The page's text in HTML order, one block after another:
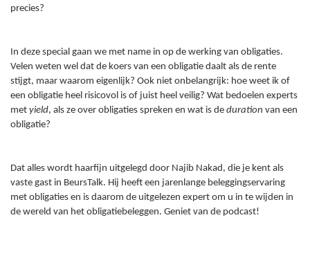
precies?
In deze special gaan we met name in op de werking van obligaties.
Velen weten wel dat de koers van een obligatie daalt als de rente
stijgt, maar waarom eigenlijk? Ook niet onbelangrijk: hoe weet ik of
een obligatie heel risicovol is of juist heel veilig? Wat bedoelen experts
met yield, als ze over obligaties spreken en wat is de duration van een
obligatie?
Dat alles wordt haarfijn uitgelegd door Najib Nakad, die je kent als
vaste gast in BeursTalk. Hij heeft een jarenlange beleggingservaring
met obligaties en is daarom de uitgelezen expert om u in te wijden in
de wereld van het obligatiebeleggen. Geniet van de podcast!